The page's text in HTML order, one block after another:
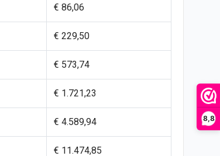
8,8
€ 86,06
€ 229,50
€ 573,74
€ 1.721,23
€ 4.589,94
€ 11.474,85